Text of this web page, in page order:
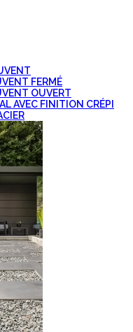
FERMÉ
OUVERT
AVEC FINITION CRÉPI